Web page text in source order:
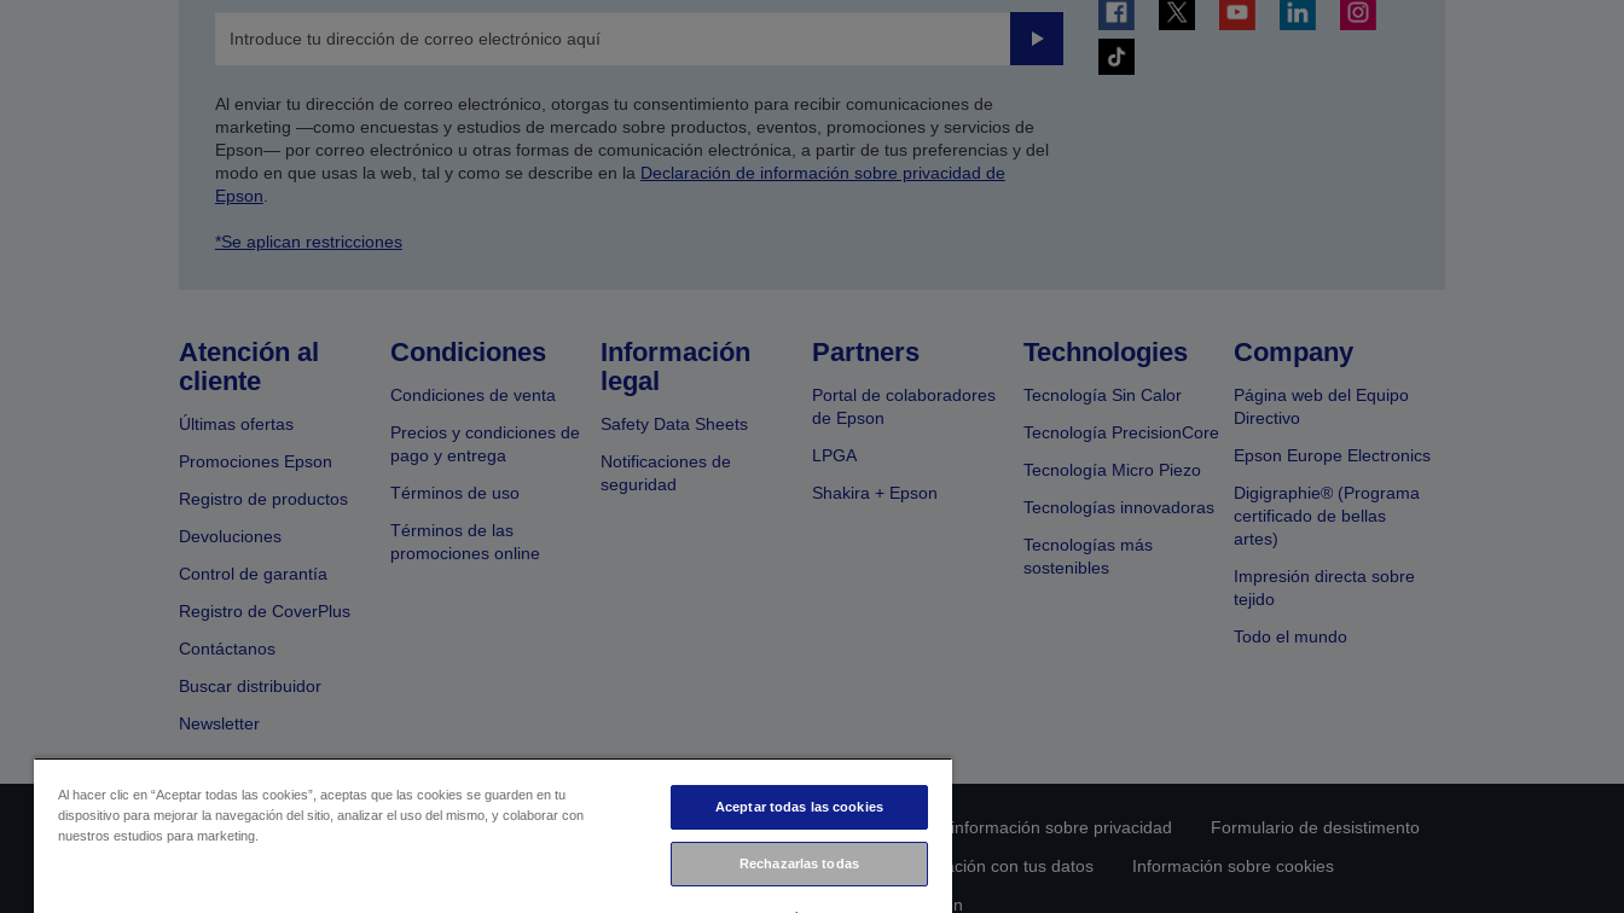
Enviar
Al enviar tu dirección de correo electrónico, otorgas tu consentimiento para recibir comunicaciones de
marketing —como encuestas y estudios de mercado sobre productos, eventos, promociones y servicios de
Epson— por correo electrónico u otras formas de comunicación electrónica, a partir de tus preferencias y del
modo en que usas la web, tal y como se describe en la Declaración de información sobre privacidad de
Epson
*Se aplican restricciones
Atención al
cliente
Últimas ofertas
Promociones Epson
Registro de productos
Devoluciones
Control de garantía
Registro de CoverPlus
Contáctanos
Buscar distribuidor
Newsletter
Condiciones
Condiciones de venta
Precios y condiciones de
pago y entrega
Términos de uso
Términos de las
promociones online
Información
legal
Safety Data Sheets
Notificaciones de
seguridad
Partners
Portal de colaboradores
de Epson
LPGA
Shakira + Epson
Technologies
Tecnología Sin Calor
Tecnología PrecisionCore
Tecnología Micro Piezo
Tecnologías innovadoras
Tecnologías más
sostenibles
Company
Página web del Equipo
Directivo
Epson Europe Electronics
Digigraphie® (Programa
certificado de bellas
artes)
Impresión directa sobre
tejido
Todo el mundo
Identificación del vendedor Identificación de cumplimiento de los productos Declaración de información sobre privacidad
Formulario de desistimento
Ponte en contacto con nosotros en relación con tus datos
Información sobre cookies
Compromiso de accesibilidad de Epson
Al hacer clic en “Aceptar todas las cookies”, aceptas que las cookies se guarden en tu
dispositivo para mejorar la navegación del sitio, analizar el uso del mismo, y colaborar con
nuestros estudios para marketing.
Aceptar todas las cookies
Rechazarlas todas